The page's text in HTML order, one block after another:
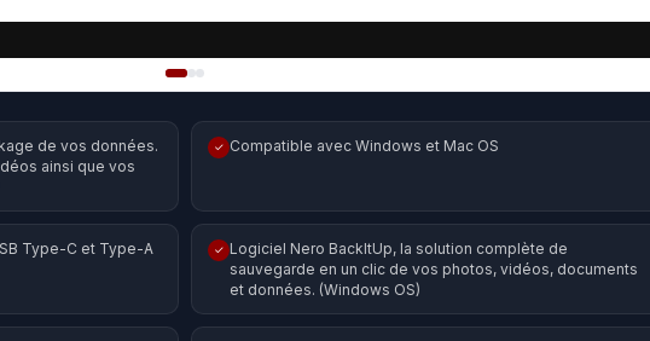
de vos données.
ainsi que vos
✓ Compatible avec Windows et Mac OS
Type-C et Type-A ✓ Logiciel Nero BackItUp, la solution complète de
sauvegarde en un clic de vos photos, vidéos, documents
et données. (Windows OS)